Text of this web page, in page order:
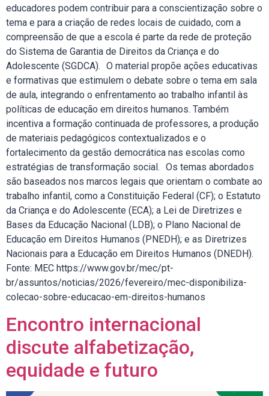
educadores podem contribuir para a conscientização sobre o
tema e para a criação de redes locais de cuidado, com a
compreensão de que a escola é parte da rede de proteção
do Sistema de Garantia de Direitos da Criança e do
Adolescente (SGDCA). O material propõe ações educativas
e formativas que estimulem o debate sobre o tema em sala
de aula, integrando o enfrentamento ao trabalho infantil às
políticas de educação em direitos humanos. Também
incentiva a formação continuada de professores, a produção
de materiais pedagógicos contextualizados e o
fortalecimento da gestão democrática nas escolas como
estratégias de transformação social. Os temas abordados
são baseados nos marcos legais que orientam o combate ao
trabalho infantil, como a Constituição Federal (CF); o Estatuto
da Criança e do Adolescente (ECA); a Lei de Diretrizes e
Bases da Educação Nacional (LDB); o Plano Nacional de
Educação em Direitos Humanos (PNEDH); e as Diretrizes
Nacionais para a Educação em Direitos Humanos (DNEDH).
Fonte: MEC https://www.gov.br/mec/pt-
br/assuntos/noticias/2026/fevereiro/mec-disponibiliza-
colecao-sobre-educacao-em-direitos-humanos
Encontro internacional
discute alfabetização,
equidade e futuro